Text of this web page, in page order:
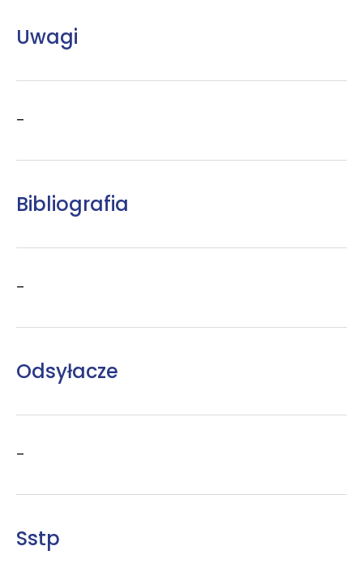
Uwagi
–
Bibliografia
–
Odsyłacze
–
Sstp